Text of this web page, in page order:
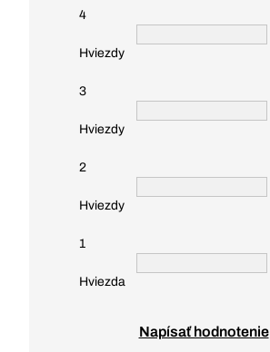
4
Hviezdy
3
Hviezdy
2
Hviezdy
1
Hviezda
Napísať hodnotenie